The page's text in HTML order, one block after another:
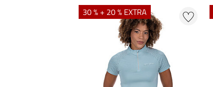
30 % + 20 % EXTRA